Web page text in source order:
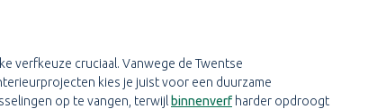
verfkeuze cruciaal. Vanwege de Twentse
kies je juist voor een duurzame
op te vangen, terwijl binnenverfharder opdroogt